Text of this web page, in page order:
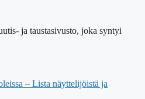
ja taustasivusto, joka syntyi
– Lista näyttelijöistä ja